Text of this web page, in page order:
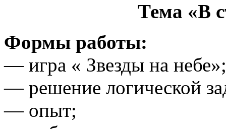
Тема «В
Формы работы:
— игра « Звезды на небе»;
— решение логической
— опыт;